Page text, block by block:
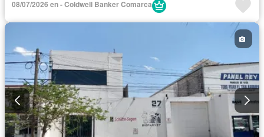
08/07/2026 en - Coldwell Banker Comarca